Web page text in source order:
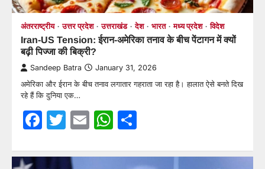
अंतरराष्ट्रीय उत्तर प्रदेश उत्तराखंड देश भारत मध्य प्रदेश विदेश
Iran-US Tension: ईरान-अमेरिका तनाव के बीच पेंटागन में क्यों
बढ़ी पिज्जा की बिक्री?
Sandeep Batra January 31, 2026
अमेरिका और ईरान के बीच तनाव लगातार गहराता जा रहा है। हालात ऐसे बनते दिख
रहे हैं कि दुनिया एक…
Facebook
Twitter
EmailWhatsApp